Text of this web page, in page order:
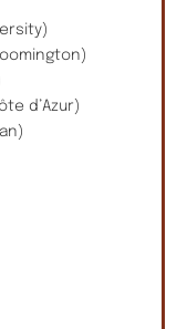
d’Azur)